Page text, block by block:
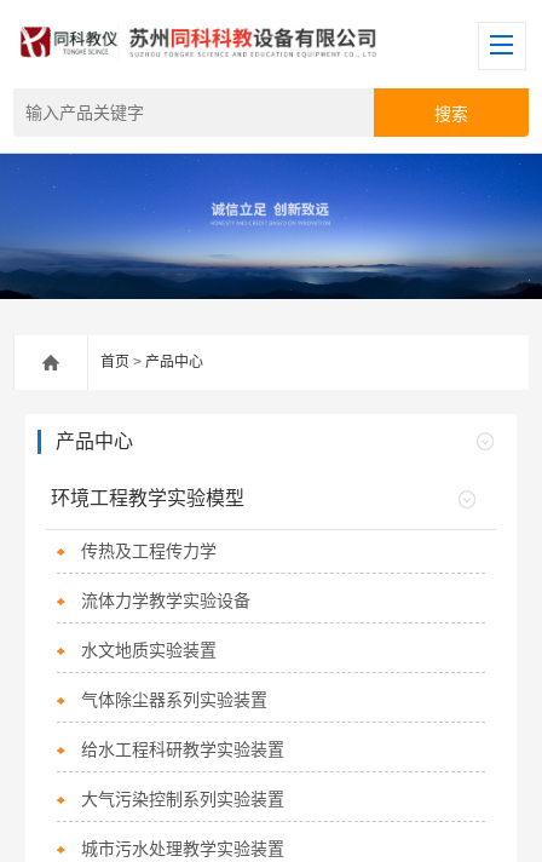
首页 >产品中心
产品中心
环境工程教学实验模型
传热及工程传力学
流体力学教学实验设备
水文地质实验装置
气体除尘器系列实验装置
给水工程科研教学实验装置
大气污染控制系列实验装置
城市污水处理教学实验装置